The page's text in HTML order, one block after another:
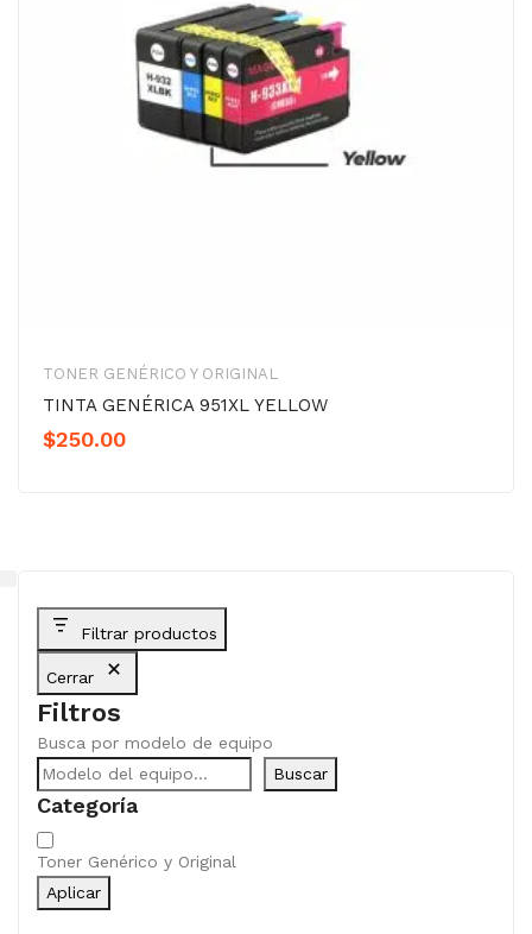
TONER GENÉRICO Y ORIGINAL
TINTA GENÉRICA 951XL YELLOW
$250.00
Filtrar productos
Cerrar
Filtros
Busca por modelo de equipo
Buscar
Categoría
Categoría
Toner Genérico y Original
Aplicar